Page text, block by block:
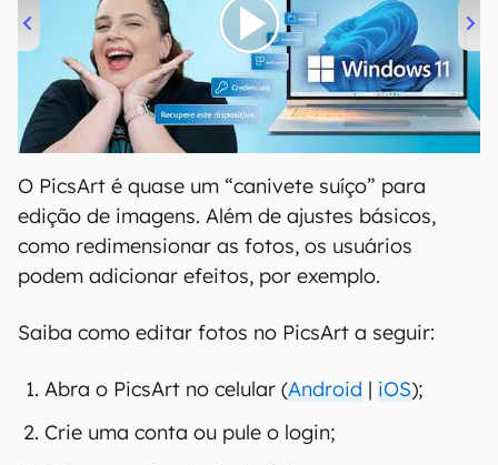
00:00 04:52
O PicsArt é quase um “canivete suíço” para
edição de imagens. Além de ajustes básicos,
como redimensionar as fotos, os usuários
podem adicionar efeitos, por exemplo.
Saiba como editar fotos no PicsArt a seguir:
Abra o PicsArt no celular (Android | iOS);
Crie uma conta ou pule o login;